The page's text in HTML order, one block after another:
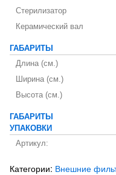
Стерилизатор
Керамический вал
ГАБАРИТЫ
Длина (см.)
Ширина (см.)
Высота (см.)
ГАБАРИТЫ
УПАКОВКИ
Артикул:
Категории: Внешние